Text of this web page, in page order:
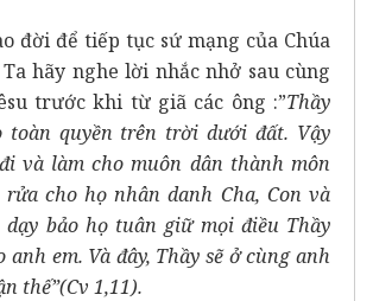
để tiếp tục sứ mạng của Chúa
hãy nghe lời nhắc nhở sau cùng
trước khi từ giã các ông :”Thầy
toàn quyền trên trời dưới đất. Vậy
và làm cho muôn dân thành môn
rửa cho họ nhân danh Cha, Con và
dạy bảo họ tuân giữ mọi điều Thầy
anh em. Và đây, Thầy sẽ ở cùng anh
thế”(Cv 1,11).